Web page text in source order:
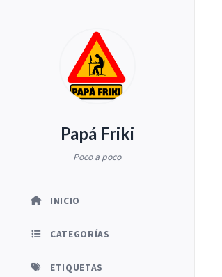
Papá Friki
Poco a poco
INICIO
CATEGORÍAS
ETIQUETAS